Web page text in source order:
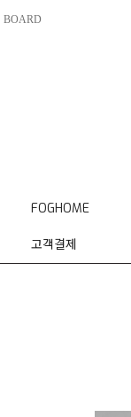
BOARD
FOGHOME
고객결제